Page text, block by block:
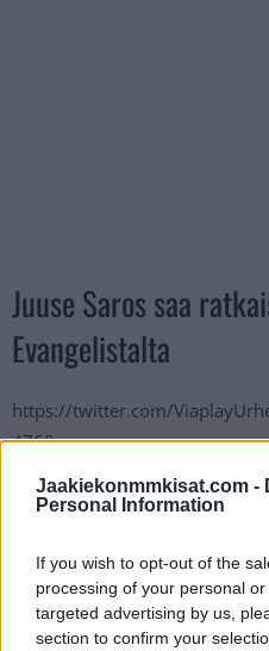
Jaakiekonmmkisat.com -
Personal Information
If you wish to opt-out of the
processing of your personal
targeted advertising by us,
section to confirm your
Juuse Saros saa
Evangelistalta
https://twitter.com/
4769
Jos twiitti ei näy laitteellasi
Predators on tällä hetkellä
Pudotuspelirajaan on kolme
Winnipeg ovat kuitenkin